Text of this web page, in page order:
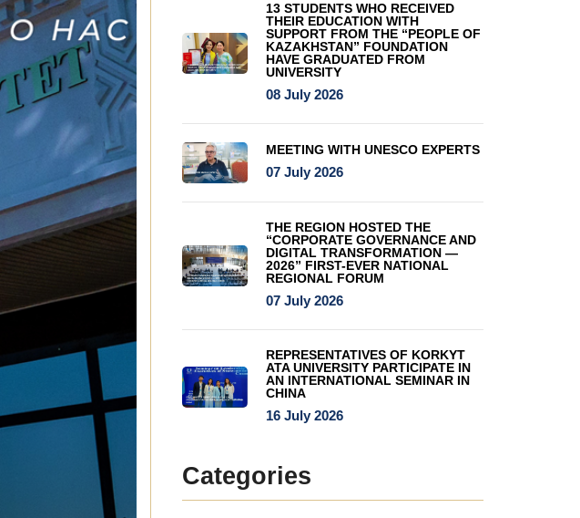
13 STUDENTS WHO RECEIVED
THEIR EDUCATION WITH
SUPPORT FROM THE “PEOPLE OF
KAZAKHSTAN” FOUNDATION
HAVE GRADUATED FROM
UNIVERSITY
08 July 2026
MEETING WITH UNESCO EXPERTS
07 July 2026
THE REGION HOSTED THE
“CORPORATE GOVERNANCE AND
DIGITAL TRANSFORMATION —
2026” FIRST-EVER NATIONAL
REGIONAL FORUM
07 July 2026
REPRESENTATIVES OF KORKYT
ATA UNIVERSITY PARTICIPATE IN
AN INTERNATIONAL SEMINAR IN
CHINA
16 July 2026
Categories